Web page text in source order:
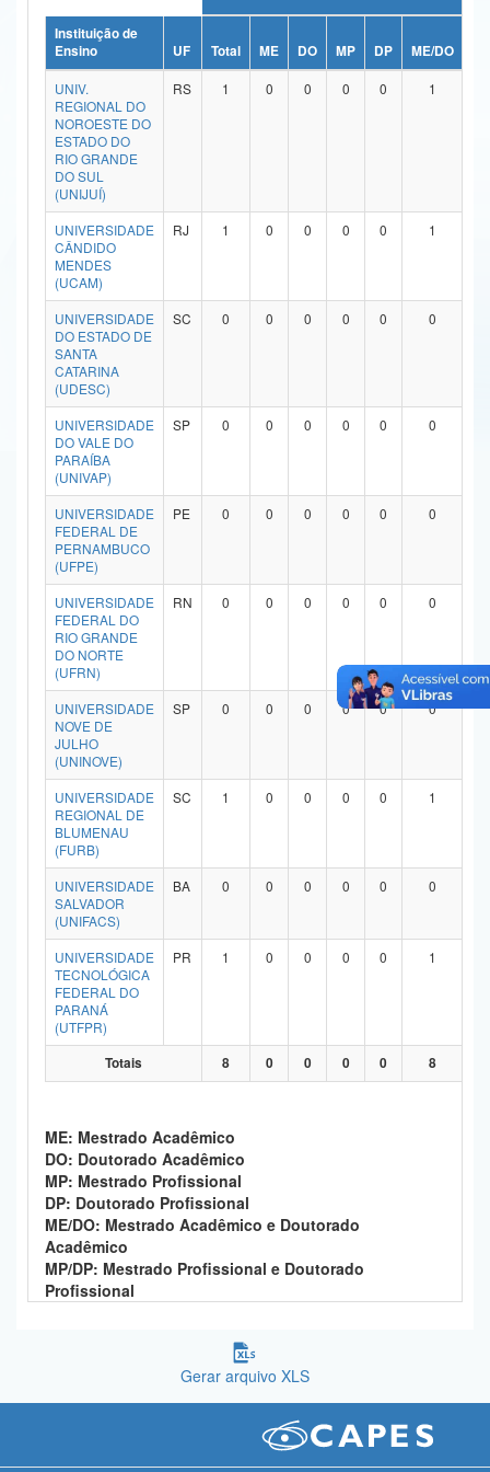
Ministério da Ciência, Tecnologia, Inovações e Comunicações
Ministério do Meio Ambiente
Ministério do Turismo
Ministério do Desenvolvimento Regional
Controladoria-Geral da União
Ministério da Mulher, da Família e dos Direitos Humanos
Secretaria-Geral
Secretaria de Governo
Gabinete de Segurança Institucional
Advocacia-Geral da União
Banco Central do Brasil
Instituição de
Ensino
UF Total ME DO MP DP ME/DO
UNIV.
REGIONAL DO
NOROESTE DO
ESTADO DO
RIO GRANDE
DO SUL
(UNIJUÍ)
RS 1 0 0 0 0 1
UNIVERSIDADE
CÂNDIDO
MENDES
(UCAM)
RJ 1 0 0 0 0 1
UNIVERSIDADE
DO ESTADO DE
SANTA
CATARINA
(UDESC)
SC 0 0 0 0 0 0
UNIVERSIDADE
DO VALE DO
PARAÍBA
(UNIVAP)
SP 0 0 0 0 0 0
UNIVERSIDADE
FEDERAL DE
PERNAMBUCO
(UFPE)
PE 0 0 0 0 0 0
UNIVERSIDADE
FEDERAL DO
RIO GRANDE
DO NORTE
(UFRN)
RN 0 0 0 0 0 0
UNIVERSIDADE
NOVE DE
JULHO
(UNINOVE)
SP 0 0 0 0 0 0
UNIVERSIDADE
REGIONAL DE
BLUMENAU
(FURB)
SC 1 0 0 0 0 1
UNIVERSIDADE
SALVADOR
(UNIFACS)
BA 0 0 0 0 0 0
UNIVERSIDADE
TECNOLÓGICA
FEDERAL DO
PARANÁ
(UTFPR)
PR 1 0 0 0 0 1
Totais 8 0 0 0 0 8
ME: Mestrado Acadêmico
DO: Doutorado Acadêmico
MP: Mestrado Profissional
DP: Doutorado Profissional
ME/DO: Mestrado Acadêmico e Doutorado
Acadêmico
MP/DP: Mestrado Profissional e Doutorado
Profissional
Gerar arquivo XLS